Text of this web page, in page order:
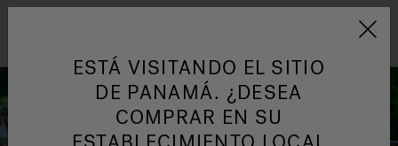
Jacuzzi&reg; Latin
Responsabilidad Social
HIDROMASAJE
ESTÁ VISITANDO EL SITIO
DE PANAMÁ. ¿DESEA
COMPRAR EN SU